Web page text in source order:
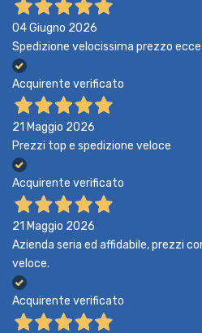
04 Giugno 2026
Spedizione velocissima prezzo
Acquirente verificato
21 Maggio 2026
Prezzi top e spedizione veloce
Acquirente verificato
21 Maggio 2026
Azienda seria ed affidabile, prezzi
veloce.
Acquirente verificato